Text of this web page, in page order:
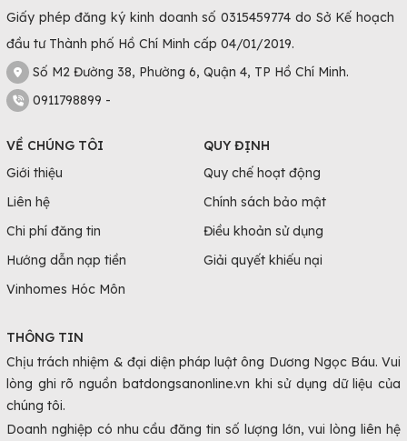
Giấy phép đăng ký kinh doanh số 0315459774 do Sở Kế hoạch
đầu tư Thành phố Hồ Chí Minh cấp 04/01/2019.
Số M2 Đường 38, Phường 6, Quận 4, TP Hồ Chí Minh.
0911798899 -
VỀ CHÚNG TÔI
Giới thiệu
Liên hệ
Chi phí đăng tin
Hướng dẫn nạp tiền
Vinhomes Hóc Môn
QUY ĐỊNH
Quy chế hoạt động
Chính sách bảo mật
Điều khoản sử dụng
Giải quyết khiếu nại
THÔNG TIN
Chịu trách nhiệm & đại diện pháp luật ông Dương Ngọc Báu. Vui
lòng ghi rõ nguồn batdongsanonline.vn khi sử dụng dữ liệu của
chúng tôi.
Doanh nghiệp có nhu cầu đăng tin số lượng lớn, vui lòng liên hệ